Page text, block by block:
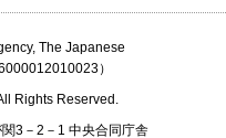
The Japanese
）
Rights Reserved.
3－2－1 中央合同庁舎